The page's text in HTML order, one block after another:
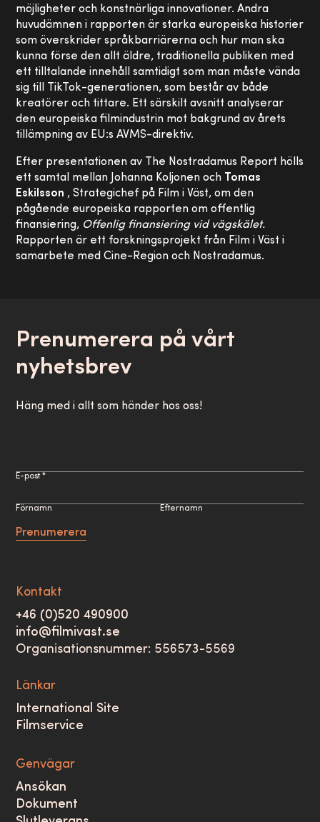
möjligheter och konstnärliga innovationer. Andra
huvudämnen i rapporten är starka europeiska historier
som överskrider språkbarriärerna och hur man ska
kunna förse den allt äldre, traditionella publiken med
ett tilltalande innehåll samtidigt som man måste vända
sig till TikTok-generationen, som består av både
kreatörer och tittare. Ett särskilt avsnitt analyserar
den europeiska filmindustrin mot bakgrund av årets
tillämpning av EU:s AVMS-direktiv.
Efter presentationen av The Nostradamus Report hölls
ett samtal mellan Johanna Koljonen och
Tomas
Eskilsson , Strategichef på Film i Väst, om den
pågående europeiska rapporten om offentlig
finansiering, Offenlig finansiering vid vägskälet.
Rapporten är ett forskningsprojekt från Film i Väst i
samarbete med Cine-Region och Nostradamus.
Prenumerera på vårt
nyhetsbrev
Häng med i allt som händer hos oss!
E-post *
Förnamn Efternamn
Prenumerera
Kontakt
+46 (0)520 490900
info@filmivast.se
Organisationsnummer: 556573-5569
Länkar
International Site
Filmservice
Genvägar
Ansökan
Dokument